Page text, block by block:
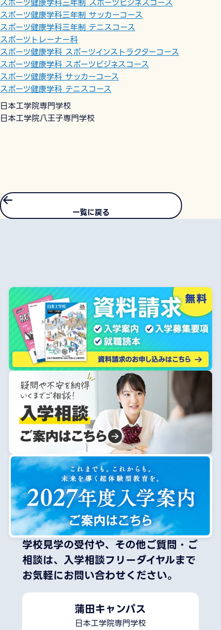
スポーツ健康学科三年制 サッカーコース
スポーツ健康学科三年制 テニスコース
スポーツトレーナー科
スポーツ健康学科 スポーツインストラクターコース
スポーツ健康学科 スポーツビジネスコース
スポーツ健康学科 サッカーコース
スポーツ健康学科 テニスコース
日本工学院専門学校
日本工学院八王子専門学校
一覧に戻る
学校見学の受付や、その他ご質問・ご
相談は、 入学相談フリーダイヤルまで
お気軽にお問い合わせください。
蒲田キャンパス
日本工学院専門学校